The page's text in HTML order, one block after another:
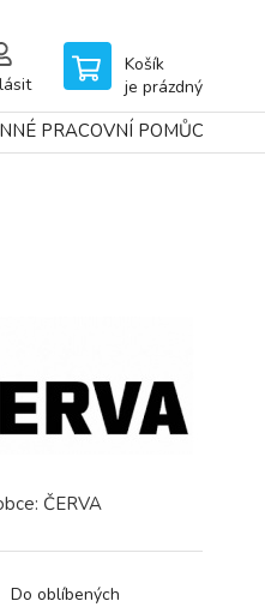
Košík
je prázdný
PRACOVNÍ POMŮCKY
ČERVA
Do oblíbených